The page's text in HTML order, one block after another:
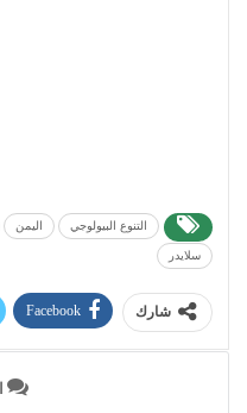
التنوع البيولوجي اليمن
سلايدر
شارك Facebook